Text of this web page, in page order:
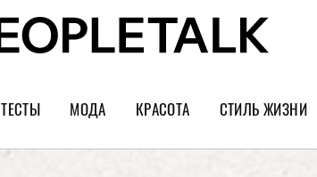
ТЕСТЫ МОДА
Тренды
КРАСОТА
Уход за лицом
СТИЛЬ ЖИЗНИ
Культура